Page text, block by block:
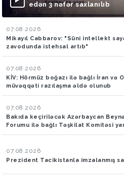
edən 3 nəfər saxlanılıb
07.08.2026
Mikayıl Cabbarov: "Süni intellekt
zavodunda istehsal artıb"
07.08.2026
KİV: Hörmüz boğazı ilə bağlı İran və
müvəqqəti razılaşma əldə olunub
07.08.2026
Bakıda keçiriləcək Azərbaycan
Forumu ilə bağlı Təşkilat Komitəsi
07.08.2026
Prezident Tacikistanla imzalanmış